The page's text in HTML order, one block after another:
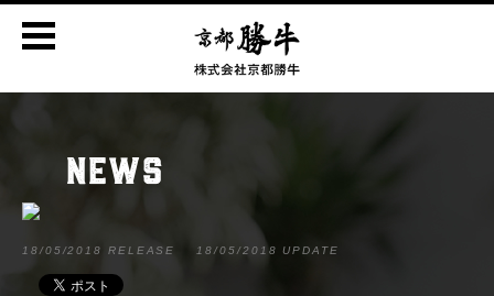
NEWS
18/05/2018 RELEASE 18/05/2018 UPDATE